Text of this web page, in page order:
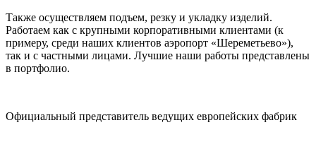
Также осуществляем подъем, резку и укладку изделий.
Работаем как с крупными корпоративными клиентами (к
примеру, среди наших клиентов аэропорт «Шереметьево»),
так и с частными лицами. Лучшие наши работы представлены
в портфолио.
Официальный представитель ведущих европейских фабрик